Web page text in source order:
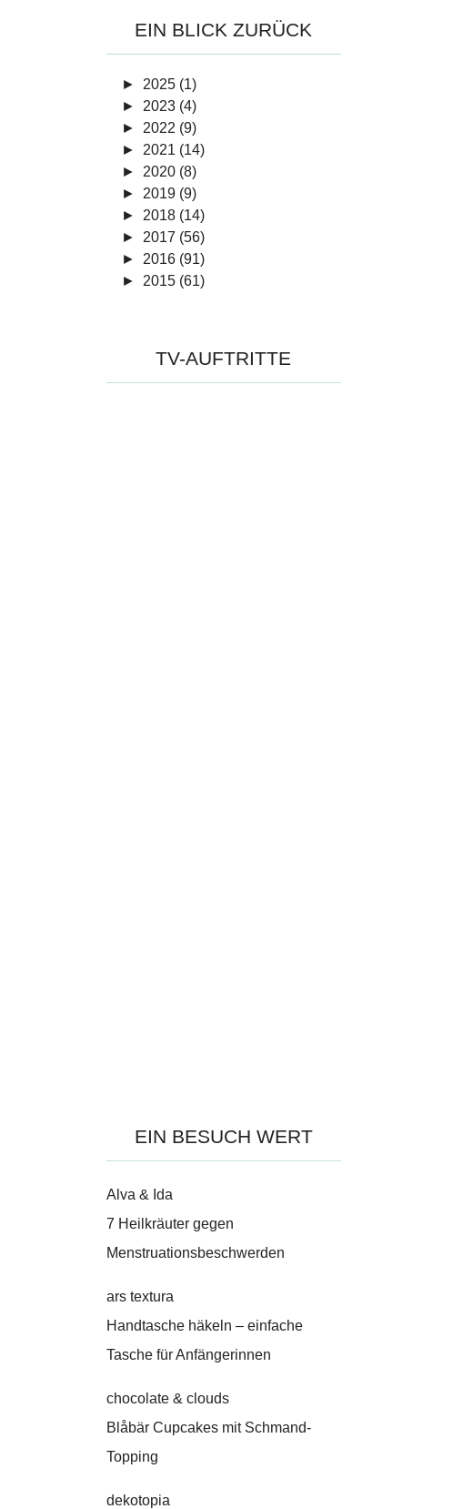
EIN BLICK ZURÜCK
►
2025 (1)
►
2023 (4)
►
2022 (9)
►
2021 (14)
►
2020 (8)
►
2019 (9)
►
2018 (14)
►
2017 (56)
►
2016 (91)
►
2015 (61)
TV-AUFTRITTE
EIN BESUCH WERT
Alva & Ida
7 Heilkräuter gegen
Menstruationsbeschwerden
ars textura
Handtasche häkeln – einfache
Tasche für Anfängerinnen
chocolate & clouds
Blåbär Cupcakes mit Schmand-
Topping
dekotopia